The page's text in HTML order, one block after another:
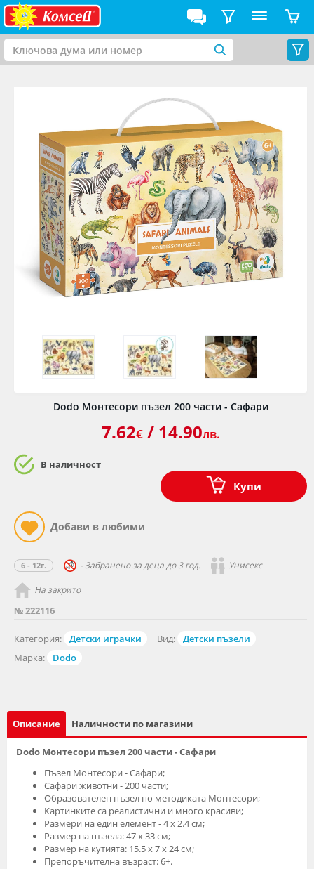
Dodo Монтесори пъзел 200 части - Сафари
№ 222116
Категория: Детски играчки Вид:
Детски пъзели
Марка:
Dodo
6 - 12г. - Забранено за деца до 3 год. Унисекс
На закрито
7.62€/ 14.90лв.
В наличност
Купи
Описание Наличности по магазини
Dodo Монтесори пъзел 200 части - Сафари
Пъзел Монтесори - Сафари;
Сафари животни - 200 части;
Образователен пъзел по методиката Монтесори;
Картинките са реалистични и много красиви;
Размери на един елемент - 4 х 2.4 см;
Размер на пъзела: 47 х 33 см;
Размер на кутията: 15.5 x 7 x 24 см;
Препоръчителна възраст: 6+.